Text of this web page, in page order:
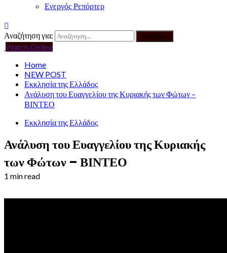
Ενεργός Ρεπόρτερ
Αναζήτηση για:
Watch Online
Home
NEW POST
Εκκλησία της Ελλάδος
Ανάλυση του Ευαγγελίου της Κυριακής των Φώτων –
ΒΙΝΤΕΟ
Εκκλησία της Ελλάδος
Ανάλυση του Ευαγγελίου της Κυριακής
των Φώτων – ΒΙΝΤΕΟ
1 min read